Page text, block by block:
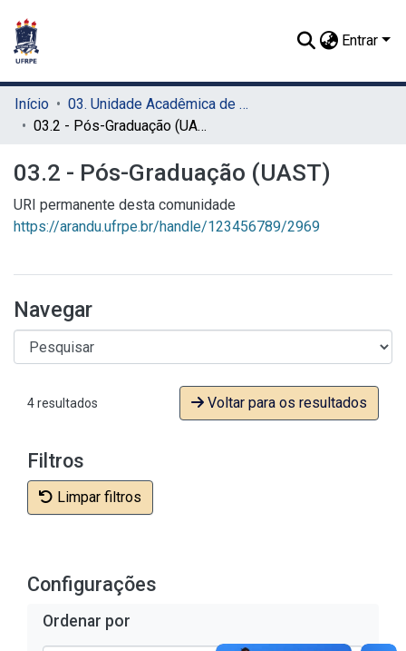
Entrar
Início
03. Unidade Acadêmica de Serra Talhada (UAST)
03.2 - Pós-Graduação (UAST)
03.2 - Pós-Graduação (UAST)
URI permanente desta comunidade
https://arandu.ufrpe.br/handle/123456789/2969
Navegar
4 resultados Voltar para os resultados
Filtros
Limpar filtros
Configurações
Ordenar por